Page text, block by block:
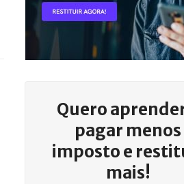
Quero
pagar menos
imposto e
mais!